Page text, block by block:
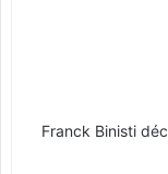
Franck Binisti